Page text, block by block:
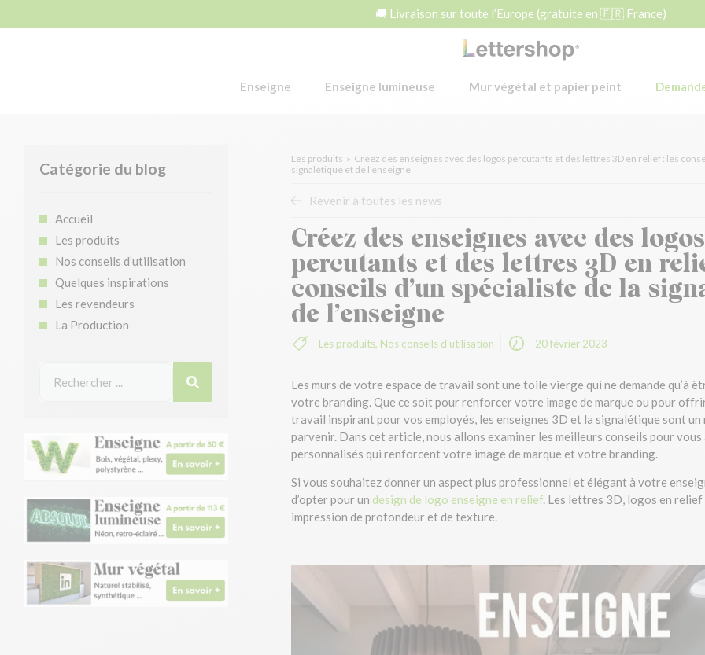
🚚 Livraison sur toute l’Europe (gratuite en 🇫🇷 France)
Enseigne Enseigne lumineuse Mur végétal et papier peint
Catégorie du blog
Accueil
Les produits
Nos conseils d’utilisation
Quelques inspirations
Les revendeurs
La Production
Les produits » Créez des enseignes avec des logos percutants et des lettres 3D en relief : les
signalétique et de l’enseigne
Revenir à toutes les news
Créez des enseignes avec des logos
percutants et des lettres 3D en
conseils d’un spécialiste de la
de l’enseigne
Les produits, Nos conseils d'utilisation 20 février 2023
Les murs de votre espace de travail sont une toile vierge qui ne demande qu’à
votre branding. Que ce soit pour renforcer votre image de marque ou pour
travail inspirant pour vos employés, les enseignes 3D et la signalétique sont un
parvenir. Dans cet article, nous allons examiner les meilleurs conseils pour vous
personnalisés qui renforcent votre image de marque et votre branding.
Si vous souhaitez donner un aspect plus professionnel et élégant à votre
d’opter pour un design de logo enseigne en relief. Les lettres 3D, logos en relief
impression de profondeur et de texture.